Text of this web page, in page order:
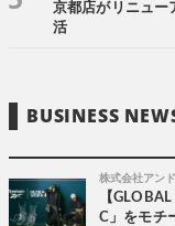
京都店がリニュー
活
BUSINESS
株式会社アン
【
C」をモチ